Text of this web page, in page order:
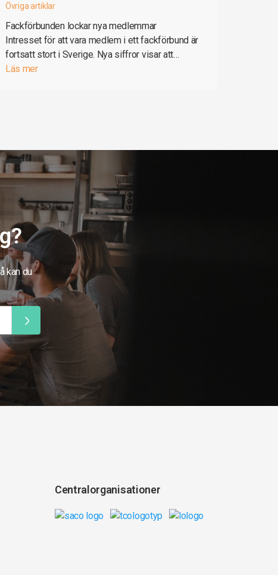
Övriga artiklar
Fackförbunden lockar nya medlemmar
Intresset för att vara medlem i ett fackförbund är
fortsatt stort i Sverige. Nya siffror visar att…
Läs mer
kan du
Centralorganisationer